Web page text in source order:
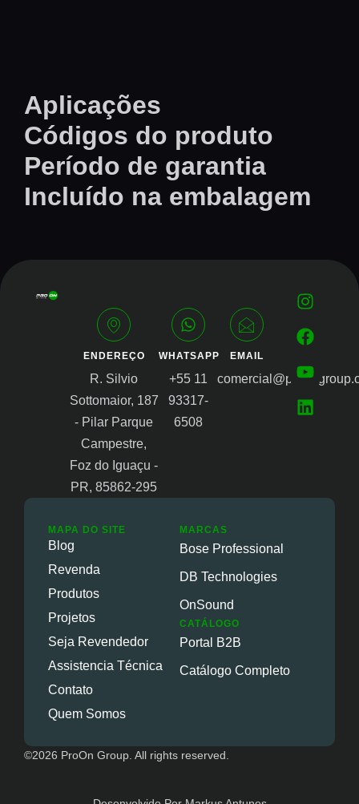
Aplicações
Códigos do produto
Período de garantia
Incluído na embalagem
ENDEREÇO
R. Silvio
Sottomaior, 187
- Pilar Parque
Campestre,
Foz do Iguaçu -
PR, 85862-295
WHATSAPP
+55 11
93317-
6508
EMAIL
MAPA DO SITE
Blog
Revenda
Produtos
Projetos
Seja Revendedor
Assistencia Técnica
Contato
Quem Somos
MARCAS
Bose Professional
DB Technologies
OnSound
CATÁLOGO
Portal B2B
Catálogo Completo
©2026 ProOn Group. All rights reserved.